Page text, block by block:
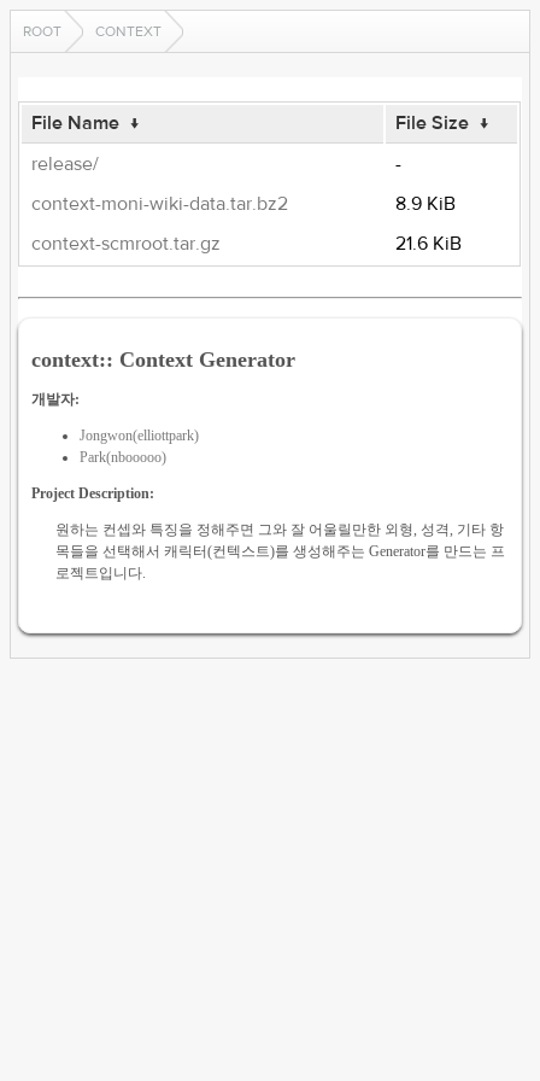
ROOT CONTEXT
File Name ↓ File Size ↓
release/
-
context-moni-wiki-data.tar.bz2
8.9 KiB
context-scmroot.tar.gz
21.6 KiB
context:: Context Generator
개발자:
Jongwon(elliottpark)
Park(nbooooo)
Project Description:
원하는 컨셉와 특징을 정해주면 그와 잘 어울릴만한 외형, 성격, 기타 항
목들을 선택해서 캐릭터(컨텍스트)를 생성해주는 Generator를 만드는 프
로젝트입니다.